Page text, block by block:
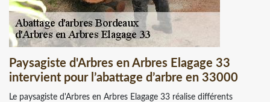
Paysagiste d'Arbres en Arbres Elagage 33
intervient pour l’abattage d’arbre en 33000
Le paysagiste d'Arbres en Arbres Elagage 33 réalise différents